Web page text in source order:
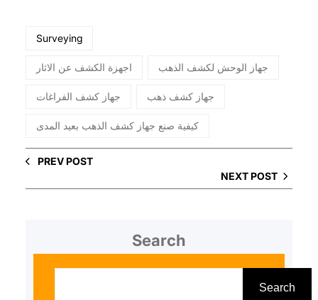
Surveying
اجهزة الكشف عن الاثار جهاز الوحش لكشف الذهب
جهاز كشف الفراغات جهاز كشف ذهب
كيفية صنع جهاز كشف الذهب بعيد المدى
PREV POST
NEXT POST
Search
Search